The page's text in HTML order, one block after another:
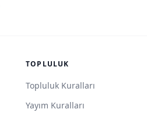
TOPLULUK
Topluluk Kuralları
Yayım Kuralları